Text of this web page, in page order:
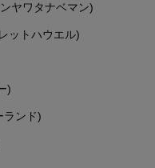
ヤワタナベマン)
ットハウエル)
)
ランド)